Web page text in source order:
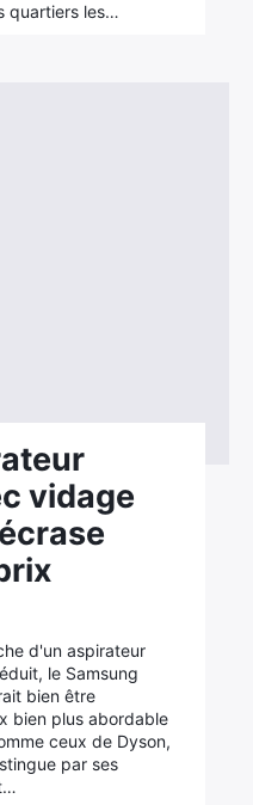
quartiers les…
vidage
d'un aspirateur
le Samsung
bien être
bien plus abordable
ceux de Dyson,
par ses